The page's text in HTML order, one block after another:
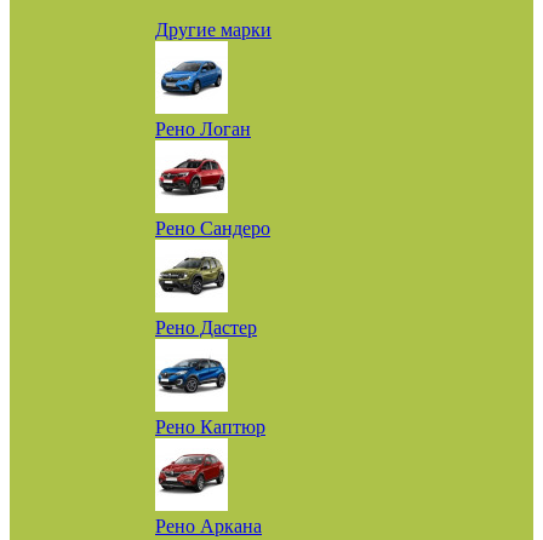
Другие марки
Рено Логан
Рено Сандеро
Рено Дастер
Рено Каптюр
Рено Аркана